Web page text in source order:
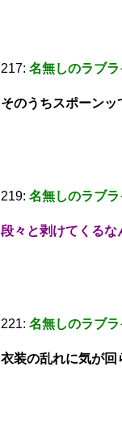
217: 名無しのラブ
そのうちスポーンッ
219: 名無しのラブ
段々と剥けてくるな
221: 名無しのラブ
衣装の乱れに気が回